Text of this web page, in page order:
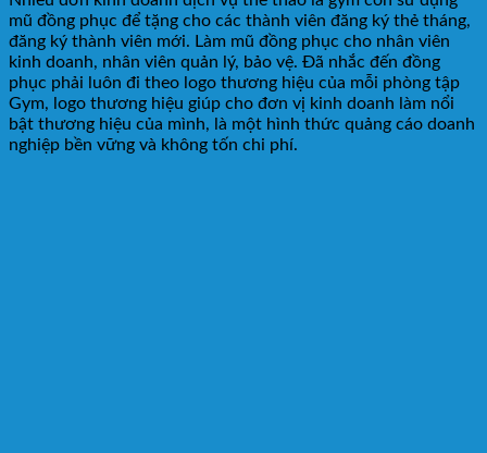
mũ đồng phục để tặng cho các thành viên đăng ký thẻ tháng,
đăng ký thành viên mới. Làm mũ đồng phục cho nhân viên
kinh doanh, nhân viên quản lý, bảo vệ. Đã nhắc đến đồng
phục phải luôn đi theo logo thương hiệu của mỗi phòng tập
Gym, logo thương hiệu giúp cho đơn vị kinh doanh làm nổi
bật thương hiệu của mình, là một hình thức quảng cáo doanh
nghiệp bền vững và không tốn chi phí.